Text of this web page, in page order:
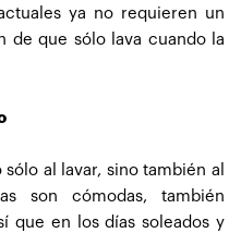
ya no requieren un
de que sólo lava cuando la
al lavar, sino también al
son cómodas, también
que en los días soleados y